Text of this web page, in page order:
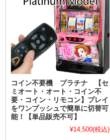
コイン不要機 プラチナ 【セ
ミオート・オート・コイン不
要・コイン・リモコン】プレイ
をワンプッシュで簡単に切替可
能！【単品販売不可】
¥14,500(税込)